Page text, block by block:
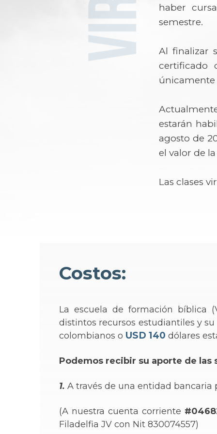
haber
semestre.
Al finalizar
certificado
únicamente
estarán
agosto de
el valor de
Las clases
Costos:
La escuela de formación bíblica
distintos recursos estudiantiles y
colombianos o USD 140 dólares
Podemos recibir su aporte de las
1. A través de una entidad bancaria
(A nuestra cuenta corriente
Filadelfia JV con Nit 830074557)